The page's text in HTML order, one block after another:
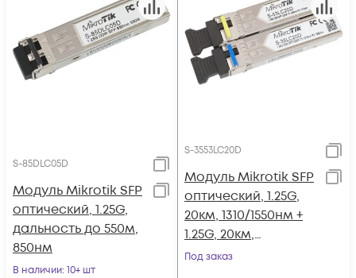
S-85DLC05D
Модуль Mikrotik SFP
оптический, 1.25G,
дальность до 550м,
850нм
В наличии: 10+ шт
S-3553LC20D
Модуль Mikrotik SFP
оптический, 1.25G,
20км, 1310/1550нм +
1.25G, 20км,
1550/1310нм
Под заказ